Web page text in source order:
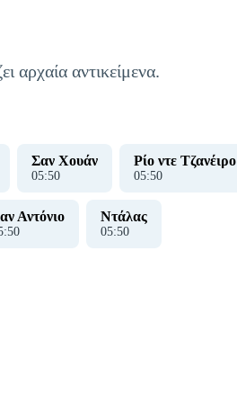
αρχαία αντικείμενα.
Σαν Χουάν
05:51
Ρίο ντε Τζανέιρο
05:51
Αντόνιο
:51
Ντάλας
05:51